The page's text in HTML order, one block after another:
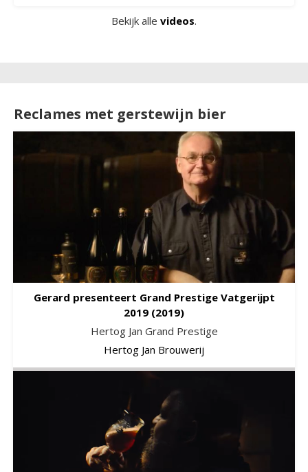
Bekijk alle videos.
Reclames met gerstewijn bier
Gerard presenteert Grand Prestige Vatgerijpt
2019 (2019)
Hertog Jan Grand Prestige
Hertog Jan Brouwerij